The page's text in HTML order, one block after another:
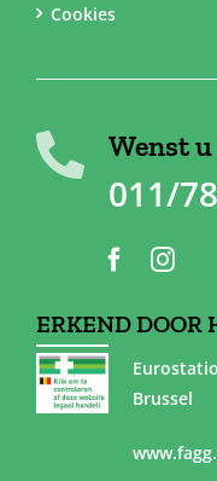
Cookies
Wenst
011/
ERKEND DOOR
Brussel